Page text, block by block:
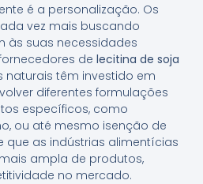
é a personalização. Os
vez mais buscando
às suas necessidades
de lecitina de soja
naturais têm investido em
diferentes formulações
específicos, como
ou até mesmo isenção de
que as indústrias alimentícias
ampla de produtos,
no mercado.